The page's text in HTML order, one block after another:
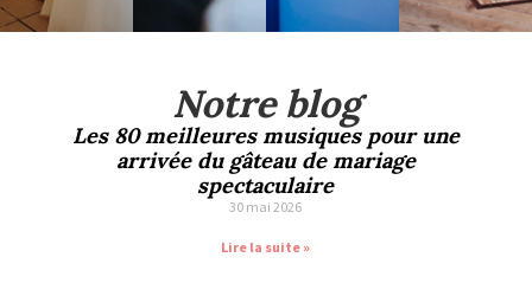
Notre blog
Les 80 meilleures musiques pour une
arrivée du gâteau de mariage
spectaculaire
30 mai 2026
Lire la suite »